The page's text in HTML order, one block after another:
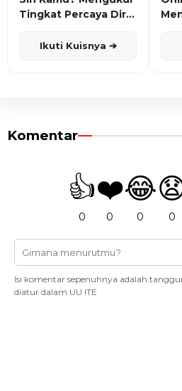
Tingkat Percaya Diri
Ikuti Kuisnya ➔
Komentar
👍
0
❤️
0
😂
0 0
Isi komentar sepenuhnya adalah
diatur dalam UU ITE